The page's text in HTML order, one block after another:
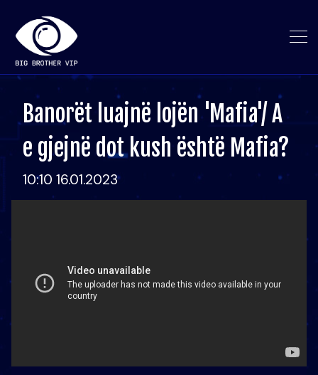
Banorët luajnë lojën 'Mafia'/ A
e gjejnë dot kush është Mafia?
10:10 16.01.2023